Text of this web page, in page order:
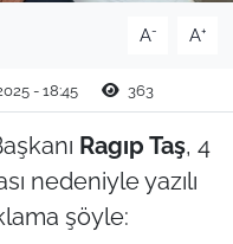
A- A+
- 18:45 363
Ragıp Taş, 4
nedeniyle yazılı
şöyle: